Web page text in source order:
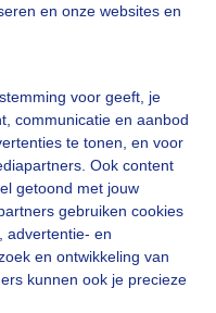
en onze websites en
voor geeft, je
communicatie en aanbod
te tonen, en voor
Ook content
getoond met jouw
gebruiken cookies
advertentie- en
en ontwikkeling van
kunnen ook je precieze
aub...